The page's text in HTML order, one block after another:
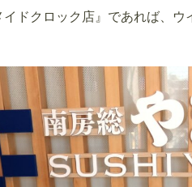
ドクロック店』であれば、